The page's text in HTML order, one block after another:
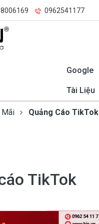
0962541177
Google
Tài Liệu
Mãi Quảng Cáo TikTok
TikTok